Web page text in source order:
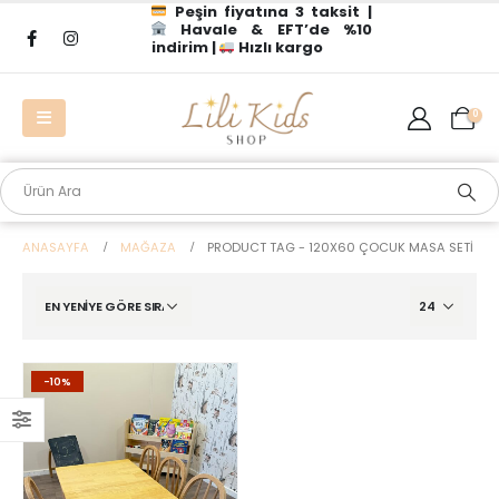
Peşin fiyatına 3 taksit |
Havale & EFT’de %10
indirim |
Hızlı kargo
0
ANASAYFA MAĞAZA PRODUCT TAG - 120X60 ÇOCUK MASA SETI
-10%